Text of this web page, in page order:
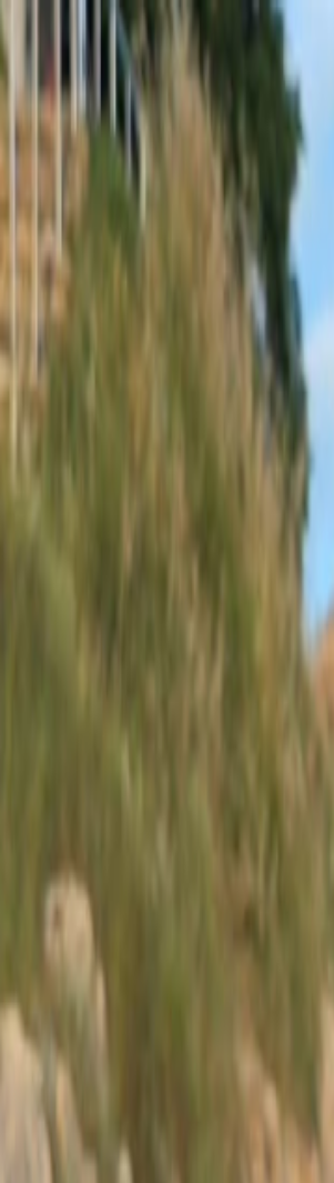
Sobota, 8. augusta 2026 Meniny má Oskar